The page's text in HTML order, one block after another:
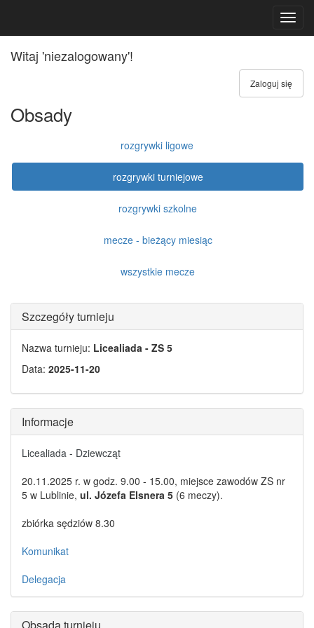
Witaj 'niezalogowany'!
Zaloguj się
Obsady
rozgrywki ligowe
rozgrywki turniejowe
rozgrywki szkolne
mecze - bieżący miesiąc
wszystkie mecze
Szczegóły turnieju
Nazwa turnieju: Licealiada - ZS 5
Data: 2025-11-20
Informacje
Licealiada - Dziewcząt
20.11.2025 r. w godz. 9.00 - 15.00, miejsce zawodów ZS nr
5 w Lublinie, ul. Józefa Elsnera 5 (6 meczy).
zbiórka sędziów 8.30
Komunikat
Delegacja